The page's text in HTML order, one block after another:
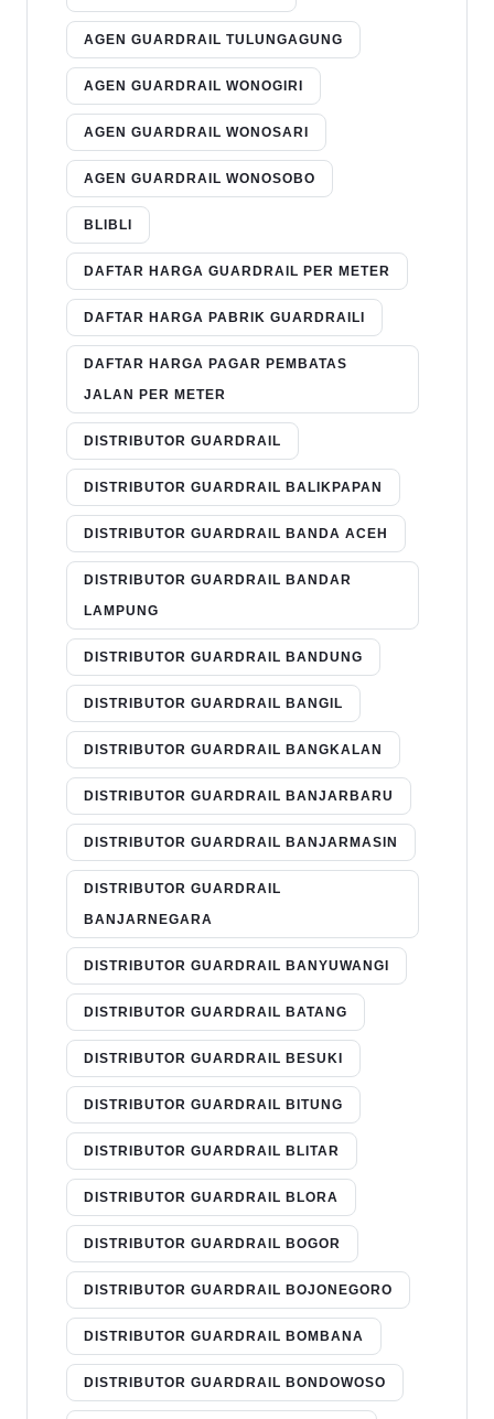
AGEN GUARDRAIL TULUNGAGUNG
AGEN GUARDRAIL WONOGIRI
AGEN GUARDRAIL WONOSARI
AGEN GUARDRAIL WONOSOBO
BLIBLI
DAFTAR HARGA GUARDRAIL PER METER
DAFTAR HARGA PABRIK GUARDRAILI
DAFTAR HARGA PAGAR PEMBATAS
JALAN PER METER
DISTRIBUTOR GUARDRAIL
DISTRIBUTOR GUARDRAIL BALIKPAPAN
DISTRIBUTOR GUARDRAIL BANDA ACEH
DISTRIBUTOR GUARDRAIL BANDAR
LAMPUNG
DISTRIBUTOR GUARDRAIL BANDUNG
DISTRIBUTOR GUARDRAIL BANGIL
DISTRIBUTOR GUARDRAIL BANGKALAN
DISTRIBUTOR GUARDRAIL BANJARBARU
DISTRIBUTOR GUARDRAIL BANJARMASIN
DISTRIBUTOR GUARDRAIL
BANJARNEGARA
DISTRIBUTOR GUARDRAIL BANYUWANGI
DISTRIBUTOR GUARDRAIL BATANG
DISTRIBUTOR GUARDRAIL BESUKI
DISTRIBUTOR GUARDRAIL BITUNG
DISTRIBUTOR GUARDRAIL BLITAR
DISTRIBUTOR GUARDRAIL BLORA
DISTRIBUTOR GUARDRAIL BOGOR
DISTRIBUTOR GUARDRAIL BOJONEGORO
DISTRIBUTOR GUARDRAIL BOMBANA
DISTRIBUTOR GUARDRAIL BONDOWOSO